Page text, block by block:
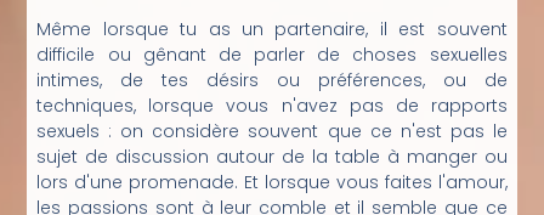
Même lorsque tu as un partenaire, il est souvent
difficile ou gênant de parler de choses sexuelles
intimes, de tes désirs ou préférences, ou de
techniques, lorsque vous n'avez pas de rapports
sexuels : on considère souvent que ce n'est pas le
sujet de discussion autour de la table à manger ou
lors d'une promenade. Et lorsque vous faites l'amour,
les passions sont à leur comble et il semble que ce